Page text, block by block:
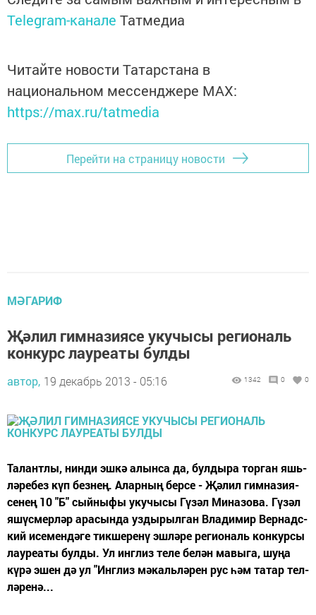
Telegram-канале Татмедиа
Читайте новости Татарстана в
национальном мессенджере MАХ:
https://max.ru/tatmedia
Перейти на страницу новости
МӘГАРИФ
Җәлил гимназиясе укучысы региональ
конкурс лауреаты булды
автор, 19 декабрь 2013 - 05:16 1342 0 0
Та­лант­лы, нин­ди эш­кә алын­са да, бул­ды­ра тор­ган яшь­
лә­ре­без күп без­нең. Алар­ның бер­се - Җә­лил гим­на­зи­я­
се­нең 10 "Б" сый­ны­фы уку­чы­сы Гү­зәл Ми­на­зо­ва. Гү­зәл
яшүс­мер­ләр ара­сын­да уз­ды­рыл­ган Вла­ди­мир Вер­надс­
кий исе­мен­дә­ге тик­ше­ре­нү эш­лә­ре ре­ги­о­наль кон­кур­сы
лау­ре­а­ты бул­ды. Ул инг­лиз те­ле бе­лән ма­вы­га, шу­ңа
кү­рә эшен дә ул "Инг­лиз мә­каль­лә­рен рус һәм та­тар тел­
лә­ре­нә...